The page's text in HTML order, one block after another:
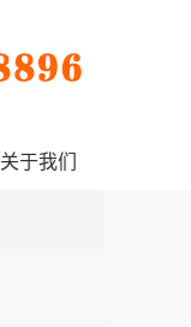
关于我们